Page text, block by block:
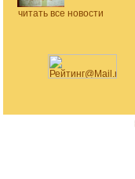
читать все новости